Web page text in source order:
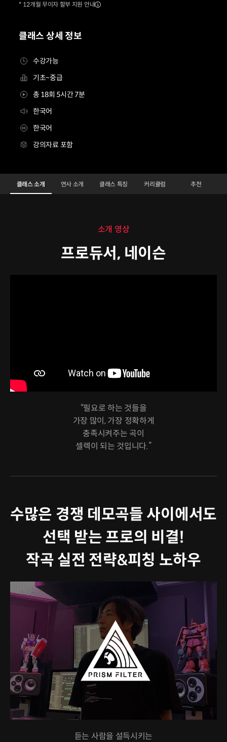
클래스 상세 정보
수강가능
기초~중급
총 18회 5시간 7분
한국어
한국어
강의자료 포함
* 12개월 무이자 할부 지원 안내
프로듀서 네이슨 Details
Configuration Information Shortcuts
클래스 소개 연사 소개 클래스 특징 커리큘럼 추천
소개 영상
프로듀서, 네이슨
“필요로 하는 것들을
가장 많이, 가장 정확하게
충족시켜주는 곡이
셀렉이 되는 것입니다.”
수많은 경쟁 데모곡들 사이에서도
선택 받는 프로의 비결!
작곡 실전 전략&피칭 노하우
듣는 사람을 설득시키는